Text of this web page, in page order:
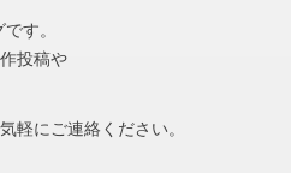
す。
投稿や
軽にご連絡ください。